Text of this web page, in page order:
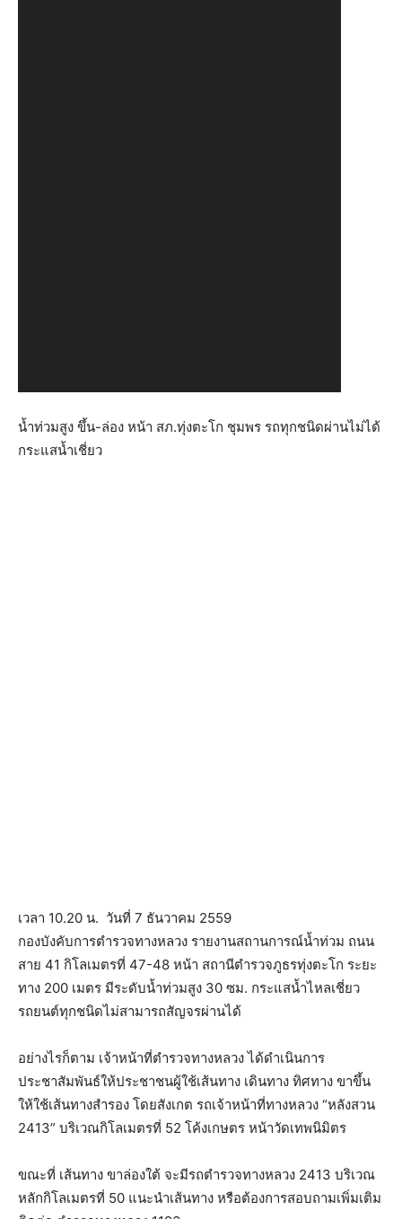
น้ำท่วมสูง ขึ้น-ล่อง หน้า สภ.ทุ่งตะโก ชุมพร รถทุกชนิดผ่านไม่ได้
กระแสน้ำเชี่ยว
เวลา 10.20 น. วันที่ 7 ธันวาคม 2559
กองบังคับการตำรวจทางหลวง รายงานสถานการณ์น้ำท่วม ถนน
สาย 41 กิโลเมตรที่ 47-48 หน้า สถานีตำรวจภูธรทุ่งตะโก ระยะ
ทาง 200 เมตร มีระดับน้ำท่วมสูง 30 ซม. กระแสน้ำไหลเชี่ยว
รถยนต์ทุกชนิดไม่สามารถสัญจรผ่านได้
อย่างไรก็ตาม เจ้าหน้าที่ตำรวจทางหลวง ได้ดำเนินการ
ประชาสัมพันธ์ให้ประชาชนผู้ใช้เส้นทาง เดินทาง ทิศทาง ขาขึ้น
ให้ใช้เส้นทางสำรอง โดยสังเกต รถเจ้าหน้าที่ทางหลวง “หลังสวน
2413” บริเวณกิโลเมตรที่ 52 โค้งเกษตร หน้าวัดเทพนิมิตร
ขณะที่ เส้นทาง ขาล่องใต้ จะมีรถตำรวจทางหลวง 2413 บริเวณ
หลักกิโลเมตรที่ 50 แนะนำเส้นทาง หรือต้องการสอบถามเพิ่มเติม